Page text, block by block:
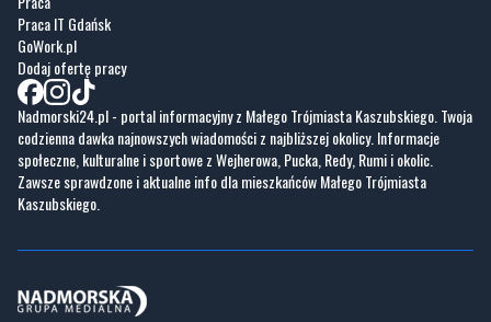
Nadmorski24.pl - portal informacyjny z Małego Trójmiasta Kaszubskiego. Twoja
codzienna dawka najnowszych wiadomości z najbliższej okolicy. Informacje
społeczne, kulturalne i sportowe z Wejherowa, Pucka, Redy, Rumi i okolic.
Zawsze sprawdzone i aktualne info dla mieszkańców Małego Trójmiasta
Kaszubskiego.